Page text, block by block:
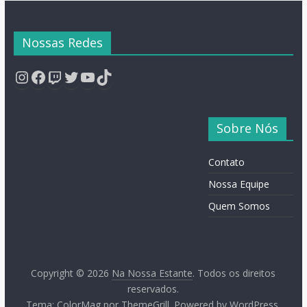
Nossas Redes
Instagram
Facebook
Twitch
Twitter
YouTube
TikTok
Sobre Nós
Contato
Nossa Equipe
Quem Somos
Copyright © 2026 Na Nossa Estante. Todos os direitos
reservados.
Tema: ColorMag por ThemeGrill. Powered byWordPress